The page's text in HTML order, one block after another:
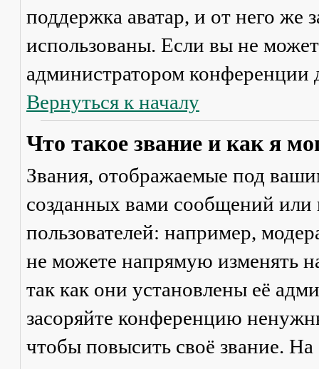
поддержка аватар, и от него же
использованы. Если вы не
администратором конференции
Вернуться к началу
Что такое звание и как я
Звания, отображаемые под
созданных вами сообщений
пользователей: например,
не можете напрямую изменять
так как они установлены её
засоряйте конференцию
чтобы повысить своё звание.